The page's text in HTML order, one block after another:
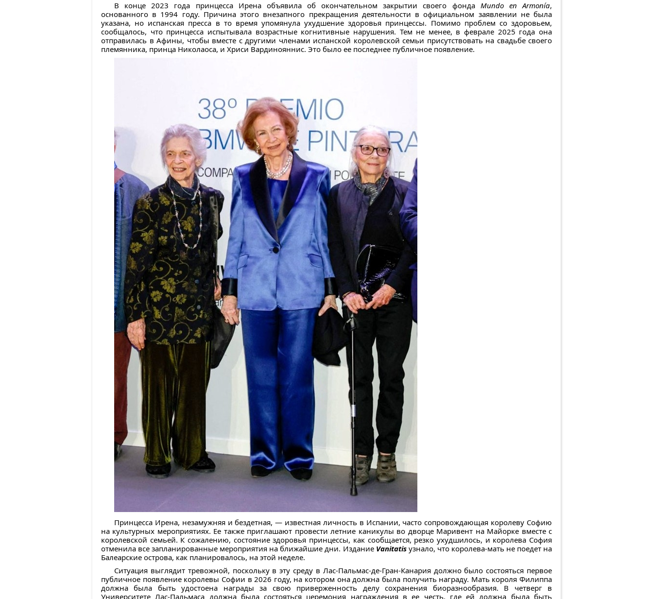
В конце 2023 года принцесса Ирена объявила об окончательном закрытии своего фонда Mundo en Armonía,
основанного в 1994 году. Причина этого внезапного прекращения деятельности в официальном заявлении не была
указана, но испанская пресса в то время упомянула ухудшение здоровья принцессы. Помимо проблем со здоровьем,
сообщалось, что принцесса испытывала возрастные когнитивные нарушения. Тем не менее, в феврале 2025 года она
отправилась в Афины, чтобы вместе с другими членами испанской королевской семьи присутствовать на свадьбе своего
племянника, принца Николаоса, и Хриси Вардинояннис. Это было ее последнее публичное появление.
Принцесса Ирена, незамужняя и бездетная, — известная личность в Испании, часто сопровождающая королеву Софию
на культурных мероприятиях. Ее также приглашают провести летние каникулы во дворце Маривент на Майорке вместе с
королевской семьей. К сожалению, состояние здоровья принцессы, как сообщается, резко ухудшилось, и королева София
отменила все запланированные мероприятия на ближайшие дни. Издание Vanitatisузнало, что королева-мать не поедет на
Балеарские острова, как планировалось, на этой неделе.
Ситуация выглядит тревожной, поскольку в эту среду в Лас-Пальмас-де-Гран-Канария должно было состояться первое
публичное появление королевы Софии в 2026 году, на котором она должна была получить награду. Мать короля Филиппа
должна была быть удостоена награды за свою приверженность делу сохранения биоразнообразия. В четверг в
Университете Лас-Пальмаса должна была состояться церемония награждения в ее честь, где ей должна была быть